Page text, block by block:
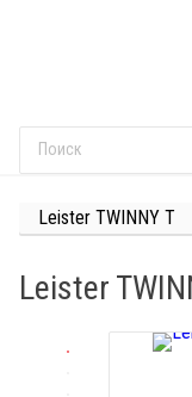
Leister TWINNY T
Leister